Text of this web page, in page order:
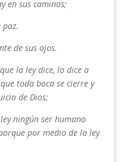
en sus caminos;
de sus ojos.
la ley dice, lo dice a
toda boca se cierre y
de Dios;
ningún ser humano
por medio de la ley